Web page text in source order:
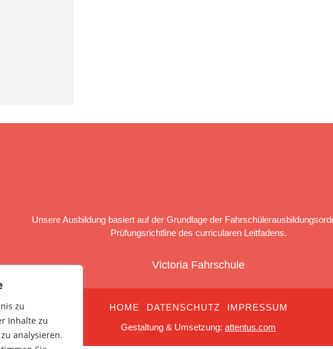
zu
Inhalte zu
analysieren.
Unsere Ausbildung basiert auf der Grundlage der
Prüfungsrichtline des curricularen Leitfadens.
Victoria Fahrschule
HOME DATENSCHUTZ
IMPRESSUM
Gestaltung & Umsetzung: attentus.com